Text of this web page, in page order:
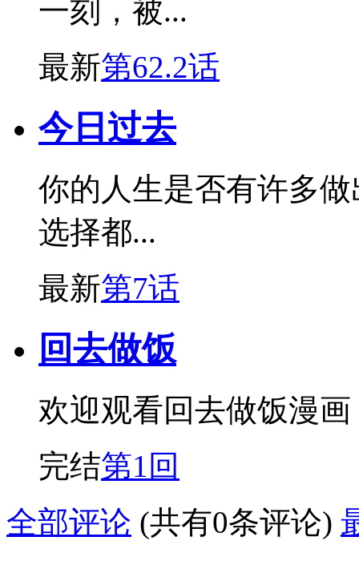
一刻，被...
最新第62.2话
今日过去
你的人生是否有许多
选择都...
最新第7话
回去做饭
欢迎观看回去做饭漫画
完结第1回
全部评论 (共有0条评论)